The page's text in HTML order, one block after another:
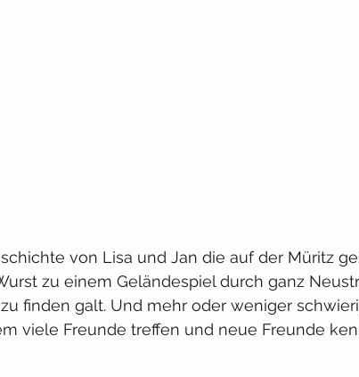
von Lisa und Jan die auf der Müritz
zu einem Geländespiel durch ganz
finden galt. Und mehr oder weniger
viele Freunde treffen und neue Freunde